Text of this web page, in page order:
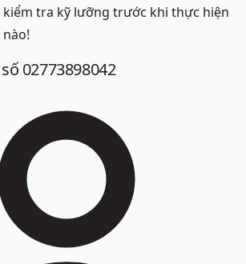
tra kỹ lưỡng trước khi thực hiện
02773898042